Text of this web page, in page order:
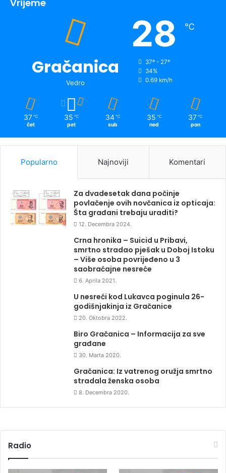
Vrijeme
Gračanica
Vedro
28 ℃
37º - 27º
34%
0.69 km/h
37 ℃
čet
35 ℃
pet
34 ℃
sub
35 ℃
ned
37 ℃
pon
Popularno Najnoviji Komentari
Za dvadesetak dana počinje
povlačenje ovih novčanica iz opticaja:
Šta građani trebaju uraditi?
12. Decembra 2024.
Crna hronika – Suicid u Pribavi,
smrtno stradao pješak u Doboj Istoku
– Više osoba povrijeđeno u 3
saobraćajne nesreće
6. Aprila 2021.
U nesreći kod Lukavca poginula 26-
godišnjakinja iz Gračanice
20. Oktobra 2022.
Biro Gračanica – Informacija za sve
građane
30. Marta 2020.
Gračanica: Iz vatrenog oružja smrtno
stradala ženska osoba
8. Decembra 2020.
Radio